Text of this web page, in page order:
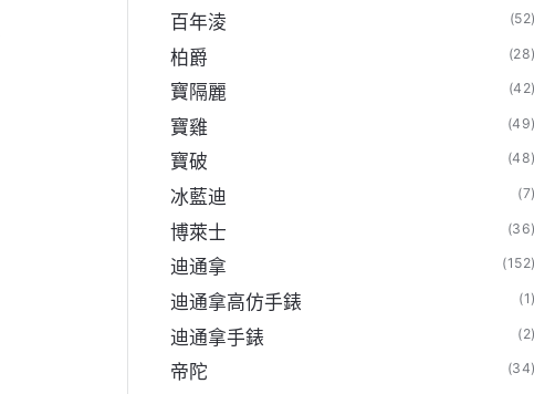
百年淩
柏爵
寶隔麗
寶雞
寶破
冰藍迪
博萊士
迪通拿
迪通拿高仿手錶
迪通拿手錶
帝陀